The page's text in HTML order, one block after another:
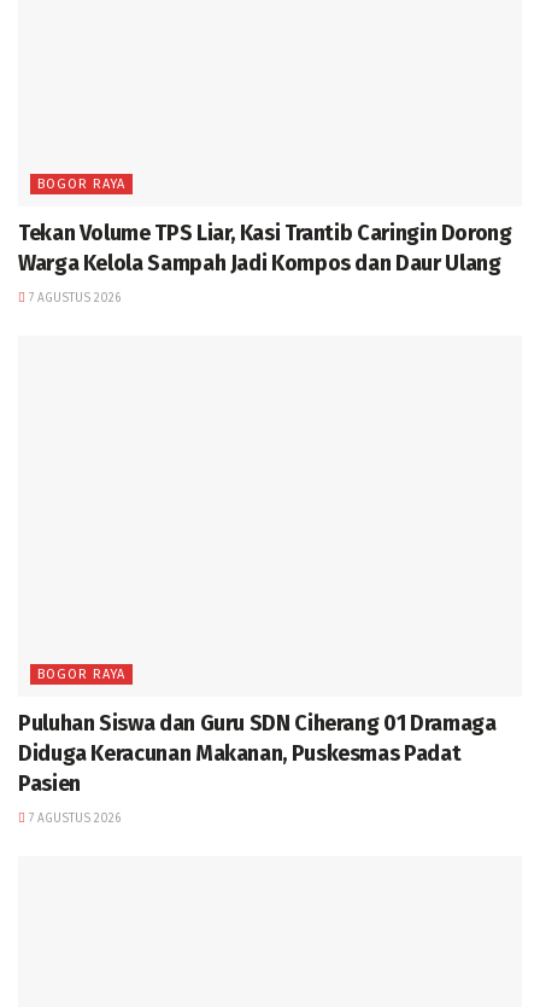
BOGOR RAYA
Tekan Volume TPS Liar, Kasi Trantib Caringin Dorong
Warga Kelola Sampah Jadi Kompos dan Daur Ulang
7 AGUSTUS 2026
BOGOR RAYA
Puluhan Siswa dan Guru SDN Ciherang 01 Dramaga
Diduga Keracunan Makanan, Puskesmas Padat
Pasien
7 AGUSTUS 2026